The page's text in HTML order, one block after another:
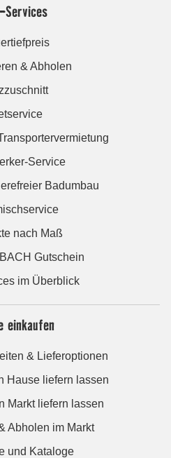
Services
& Abholen
Service
Badumbau
nach Maß
Gutschein
im Überblick
einkaufen
& Lieferoptionen
Hause liefern lassen
Markt liefern lassen
Abholen im Markt
und Kataloge